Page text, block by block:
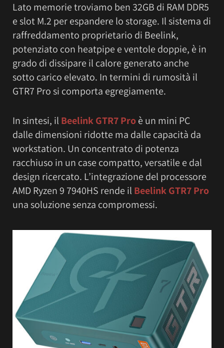
Lato memorie troviamo ben 32GB di RAM DDR5
e slot M.2 per espandere lo storage. Il sistema di
raffreddamento proprietario di Beelink,
potenziato con heatpipe e ventole doppie, è in
grado di dissipare il calore generato anche
sotto carico elevato. In termini di rumosità il
GTR7 Pro si comporta egregiamente.
In sintesi, il Beelink GTR7 Proè un mini PC
dalle dimensioni ridotte ma dalle capacità da
workstation. Un concentrato di potenza
racchiuso in un case compatto, versatile e dal
design ricercato. L’integrazione del processore
AMD Ryzen 9 7940HS rende il Beelink GTR7 Pro
una soluzione senza compromessi.